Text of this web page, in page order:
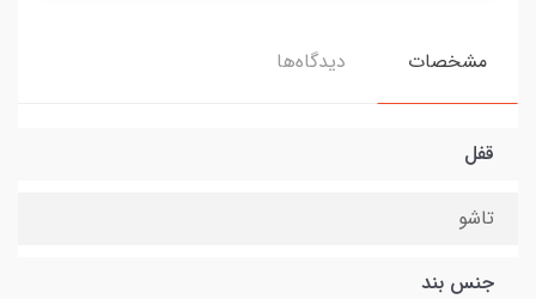
مشخصات دیدگاه‌ها
قفل
تاشو
جنس بند